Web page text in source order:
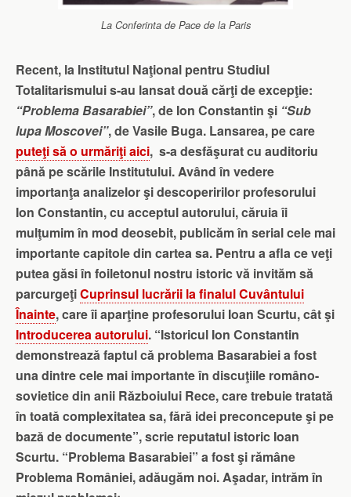
La Conferinta de Pace de la Paris
Recent, la Institutul Naţional pentru Studiul
Totalitarismului s-au lansat două cărţi de excepţie:
“Problema Basarabiei”, de Ion Constantin şi “Sub
lupa Moscovei”, de Vasile Buga. Lansarea, pe care
puteţi să o urmăriţi aici, s-a desfăşurat cu auditoriu
până pe scările Institutului. Având în vedere
importanţa analizelor şi descoperirilor profesorului
Ion Constantin, cu acceptul autorului, căruia îi
mulţumim în mod deosebit, publicăm în serial cele mai
importante capitole din cartea sa. Pentru a afla ce veţi
putea găsi în foiletonul nostru istoric vă invităm să
parcurgeţiCuprinsul lucrării la finalul Cuvântului
Înainte, care îi aparţine profesorului Ioan Scurtu, cât şi
Introducerea autorului. “Istoricul Ion Constantin
demonstreazǎ faptul cǎ problema Basarabiei a fost
una dintre cele mai importante în discuţiile româno-
sovietice din anii Rǎzboiului Rece, care trebuie tratatǎ
în toatǎ complexitatea sa, fǎrǎ idei preconcepute şi pe
bazǎ de documente”, scrie reputatul istoric Ioan
Scurtu. “Problema Basarabiei” a fost şi rămâne
Problema României, adăugăm noi. Aşadar, intrăm în